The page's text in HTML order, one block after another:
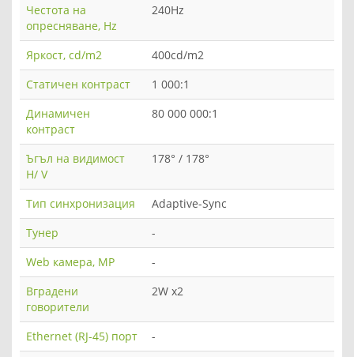
Честота на
опресняване, Hz
240Hz
Яркост, cd/m2
400cd/m2
Статичен контраст
1 000:1
Динамичен
контраст
80 000 000:1
Ъгъл на видимост
H/ V
178° / 178°
Тип синхронизация
Adaptive-Sync
Тунер
-
Web камера, MP
-
Вградени
говорители
2W x2
Ethernet (RJ-45) порт -